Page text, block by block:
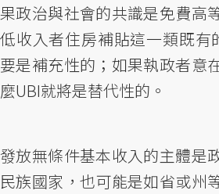
果政治與社會的共識是免費高
低收入者住房補貼這一類既有
要是補充性的；如果執政者意
麼UBI就將是替代性的。
發放無條件基本收入的主體是
民族國家，也可能是如省或州